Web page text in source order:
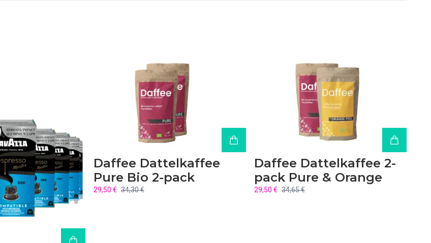
Daffee Dattelkaffee
Pure Bio 2-pack
29,50 € 34,30 €
Daffee Dattelkaffee 2-
pack Pure & Orange
29,50 € 34,65 €